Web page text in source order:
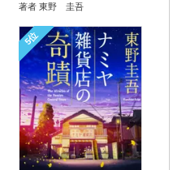
著者 東野 圭吾
5位